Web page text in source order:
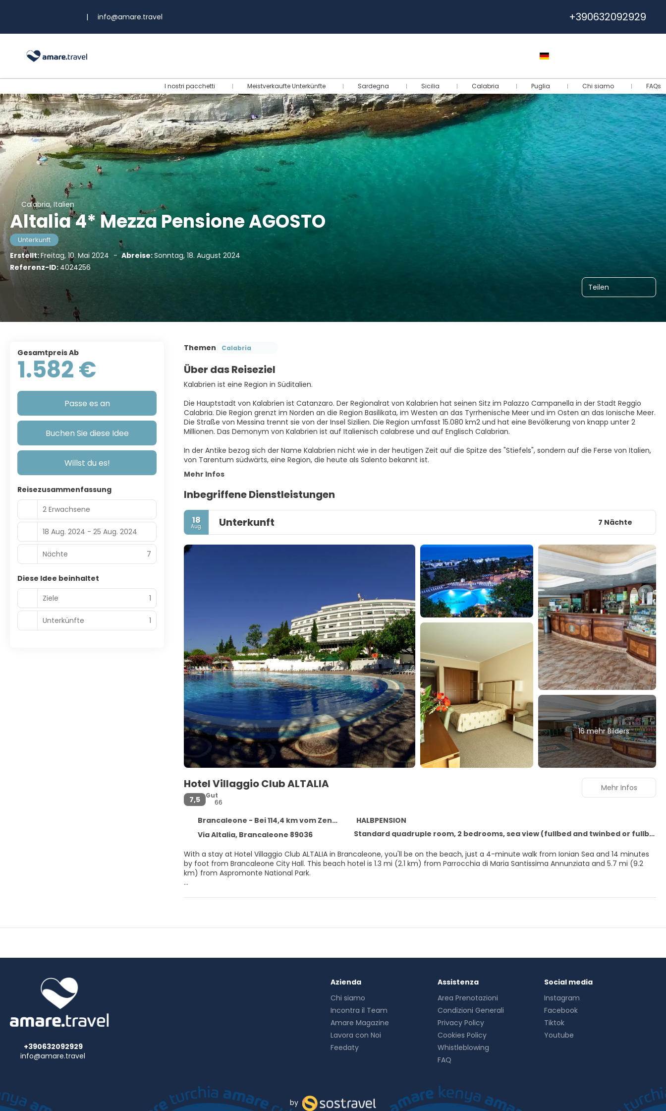
| info@amare.travel +390632092929
I nostri pacchetti Meistverkaufte Unterkünfte Sardegna Sicilia Calabria Puglia Chi siamo FAQs
Calabria, Italien
Altalia 4* Mezza Pensione AGOSTO
Unterkunft
Erstellt:Freitag, 10. Mai 2024 - Abreise:Sonntag, 18. August 2024
Referenz-ID: 4024256
Teilen
Themen Calabria
Über das Reiseziel
Kalabrien ist eine Region in Süditalien.
Die Hauptstadt von Kalabrien ist Catanzaro. Der Regionalrat von Kalabrien hat seinen Sitz im Palazzo Campanella in der Stadt Reggio
Calabria. Die Region grenzt im Norden an die Region Basilikata, im Westen an das Tyrrhenische Meer und im Osten an das Ionische Meer.
Die Straße von Messina trennt sie von der Insel Sizilien. Die Region umfasst 15.080 km2 und hat eine Bevölkerung von knapp unter 2
Millionen. Das Demonym von Kalabrien ist auf Italienisch calabrese und auf Englisch Calabrian.
In der Antike bezog sich der Name Kalabrien nicht wie in der heutigen Zeit auf die Spitze des "Stiefels", sondern auf die Ferse von Italien,
von Tarentum südwärts, eine Region, die heute als Salento bekannt ist.
Mehr Infos
Inbegriffene Dienstleistungen
18
Aug. Unterkunft 7 Nächte
16 mehr Bilders
Hotel Villaggio Club ALTALIA
7,5
Gut
66
Brancaleone - Bei 114,4 km vom Zentrum entfernt
HALBPENSION
Via Altalia, Brancaleone 89036
Standard quadruple room, 2 bedrooms, sea view (fullbed and twinbed or fullbed and sofabed)
With a stay at Hotel Villaggio Club ALTALIA in Brancaleone, you'll be on the beach, just a 4-minute walk from Ionian Sea and 14 minutes
by foot from Brancaleone City Hall. This beach hotel is 1.3 mi (2.1 km) from Parrocchia di Maria Santissima Annunziata and 5.7 mi (9.2
km) from Aspromonte National Park.
balconies. Wireless internet access (surcharge) keeps you connected, and satellite programming is available for your entertainment.
Grab a bite to eat at the hotel's restaurant, where you can take in the garden view, or stay in and take advantage of the room service
breakfast is served daily from 6:30 AM to 10 AM.
Featured amenities include a business center, dry cleaning/laundry services, and a 24-hour front desk. A roundtrip airport shuttle is
Mehr Infos
Gesamtpreis Ab
1.582 €
Passe es an
Buchen Sie diese Idee
Willst du es!
Reisezusammenfassung
2 Erwachsene
18 Aug. 2024 - 25 Aug. 2024
Nächte 7
Diese Idee beinhaltet
Ziele
1
Unterkünfte 1
+390632092929
info@amare.travel
Azienda
Chi siamo
Incontra il Team
Amare Magazine
Lavora con Noi
Feedaty
Assistenza
Area Prenotazioni
Condizioni Generali
Privacy Policy
Cookies Policy
Whistleblowing
FAQ
Social media
Instagram
Facebook
Tiktok
Youtube
by